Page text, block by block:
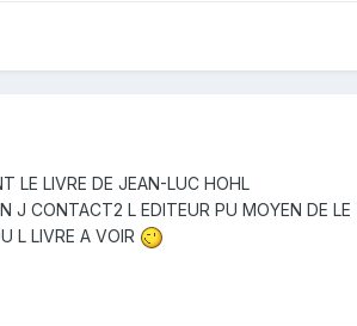
LE LIVRE DE JEAN-LUC HOHL
J CONTACT2 L EDITEUR PU MOYEN DE LE
L LIVRE A VOIR